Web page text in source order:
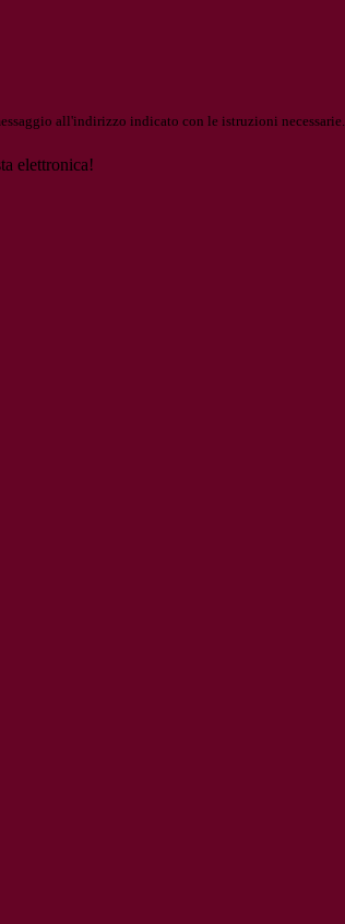
all'indirizzo indicato con le istruzioni necessarie.
elettronica!